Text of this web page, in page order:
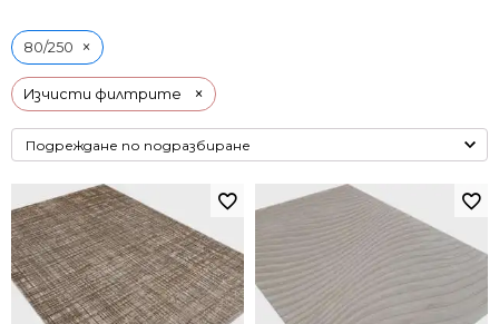
Изчисти филтрите ×
80/250 ×